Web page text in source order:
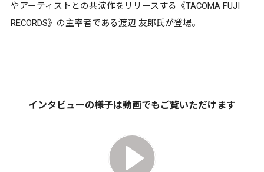
やアーティストとの共演作をリリースする《TACOMA FUJI
RECORDS》の主宰者である渡辺 友郎氏が登場。
インタビューの様子は動画でもご覧いただけます